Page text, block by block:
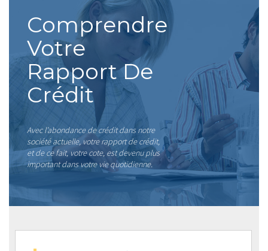
Comprendre
Votre
Rapport De
Crédit
Avec l’abondance de crédit dans notre
société actuelle, votre rapport de crédit,
et de ce fait, votre cote, est devenu plus
important dans votre vie quotidienne.